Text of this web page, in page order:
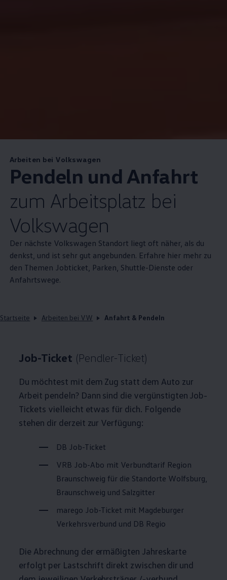
Arbeiten bei Volkswagen
Pendeln und Anfahrt
zum Arbeitsplatz bei
Volkswagen
Der nächste Volkswagen Standort liegt oft näher, als du
denkst, und ist sehr gut angebunden. Erfahre hier mehr zu
den Themen Jobticket, Parken, Shuttle-Dienste oder
Anfahrtswege.
Startseite Arbeiten bei VW Anfahrt & Pendeln
Job-Ticket (Pendler-Ticket)
Du möchtest mit dem Zug statt dem Auto zur
Arbeit pendeln? Dann sind die vergünstigten Job-
Tickets vielleicht etwas für dich. Folgende
stehen dir derzeit zur Verfügung:
DB Job-Ticket
VRB Job-Abo mit Verbundtarif Region
Braunschweig für die Standorte Wolfsburg,
Braunschweig und Salzgitter
marego Job-Ticket mit Magdeburger
Verkehrsverbund und DB Regio
Die Abrechnung der ermäßigten Jahreskarte
erfolgt per Lastschrift direkt zwischen dir und